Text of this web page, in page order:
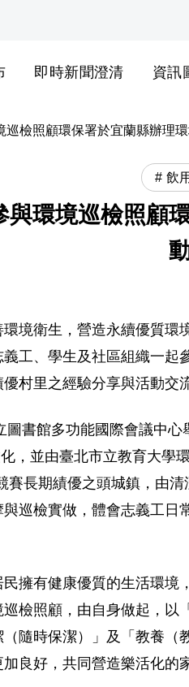
即時新聞澄清 資訊
檢照顧環保署於宜蘭縣辦理
飲
環境巡檢照顧
境衛生，營造永續優質
工、學生及社區組織一
村里之經驗分享與活動交
書館多功能國際會議中
，並由臺北市立教育大
長期績優之頭城鎮，由
巡檢實做，體會志義工
擁有健康優質的生活環
檢照顧，由自身做起，
隨時保潔）」及「教養
良好，共同營造樂活化的